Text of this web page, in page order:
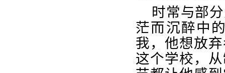
时常与部
茫而沉醉中
我，他想放
这个学校，